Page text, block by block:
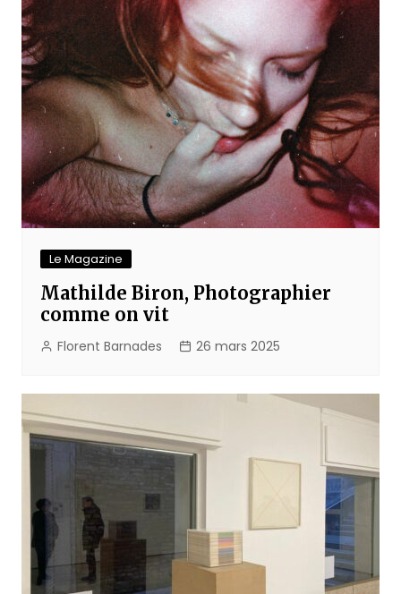
Le Magazine
Mathilde Biron, Photographier
comme on vit
Florent Barnades 26 mars 2025